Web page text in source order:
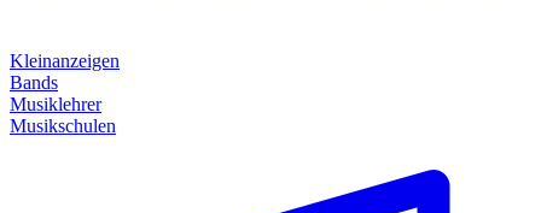
Kleinanzeigen
Bands
Musiklehrer
Musikschulen